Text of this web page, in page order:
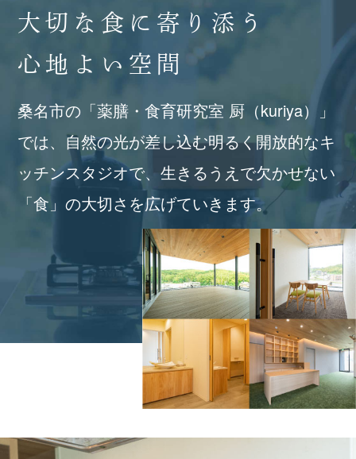
大切な食に寄り添う
心地よい空間
桑名市の「薬膳・食育研究室 厨（kuriya）」
では、自然の光が差し込む明るく開放的なキ
ッチンスタジオで、生きるうえで欠かせない
「食」の大切さを広げていきます。